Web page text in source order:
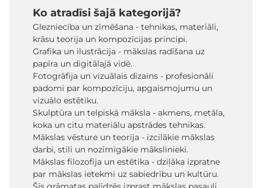
Ko atradīsi šajā kategorijā?
Glezniecība un zīmēšana - tehnikas, materiāli,
krāsu teorija un kompozīcijas principi.
Grafika un ilustrācija - mākslas radīšana uz
papīra un digitālajā vidē.
Fotogrāfija un vizuālais dizains - profesionāli
padomi par kompozīciju, apgaismojumu un
vizuālo estētiku.
Skulptūra un telpiskā māksla - akmens, metāla,
koka un citu materiālu apstrādes tehnikas.
Mākslas vēsture un teorija - izcilākie mākslas
darbi, stili un nozīmīgākie mākslinieki.
Mākslas filozofija un estētika - dziļāka izpratne
par mākslas ietekmi uz sabiedrību un kultūru.